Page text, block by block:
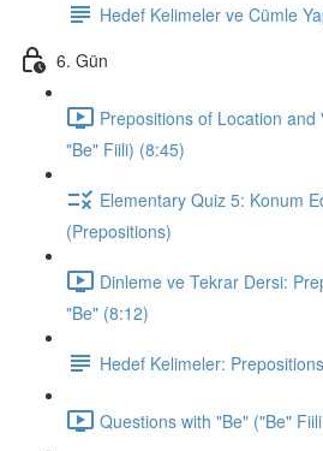
Hedef Kelimeler ve Cümle
6. Gün
Prepositions of Location and
"Be" Fiili) (8:45)
Elementary Quiz 5: Konum
(Prepositions)
Dinleme ve Tekrar Dersi:
"Be" (8:12)
Hedef Kelimeler: Prepositions
Questions with "Be" ("Be"